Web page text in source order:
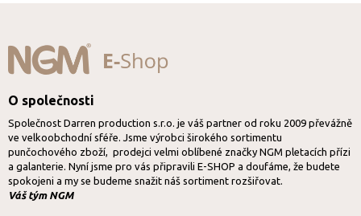
O společnosti
Společnost Darren production s.r.o. je váš partner od roku 2009 převážně
ve velkoobchodní sféře. Jsme výrobci širokého sortimentu
punčochového zboží, prodejci velmi oblíbené značky NGM pletacích přízi
a galanterie. Nyní jsme pro vás připravili E-SHOP a doufáme, že budete
spokojeni a my se budeme snažit náš sortiment rozšiřovat.
Váš tým NGM